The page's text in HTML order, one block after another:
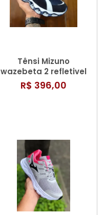
Tênsi Mizuno
wazebeta 2 refletivel
Premium
R$ 396,00